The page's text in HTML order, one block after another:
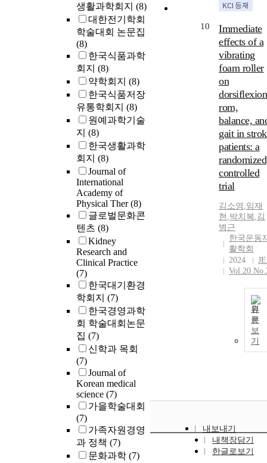
생활과학회지 (8)
대한전기학회
학술대회 논문집
(8)
한국식품과학
회지 (8)
약학회지 (8)
한국식품저장
유통학회지 (8)
원예과학기술
지 (8)
한국생활과학
회지 (8)
Journal of
International
Academy of
Physical Ther(8)
글로벌문화콘
텐츠 (8)
Kidney
Research and
Clinical Practice
(7)
한국대기환경
학회지 (7)
한국경영과학
회 학술대회논문
집 (7)
신학과 목회
(7)
Journal of
Korean medical
science (7)
가을학술대회
(7)
가족자원경영
과 정책 (7)
문화과학 (7)
10
Immediate
effects of a
vibrating
foam roller
on
dorsiflexion
rom,
balance,
gait in
patients: a
randomized
controlled
trial
김소영 ,임재
현 ,박치복,김
병근
한국운동
활학회
2024
Vol.20
원
문
보
기
내보내기
내책장담기
한글로보기